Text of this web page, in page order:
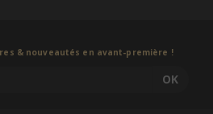
& nouveautés en avant-première !
OK